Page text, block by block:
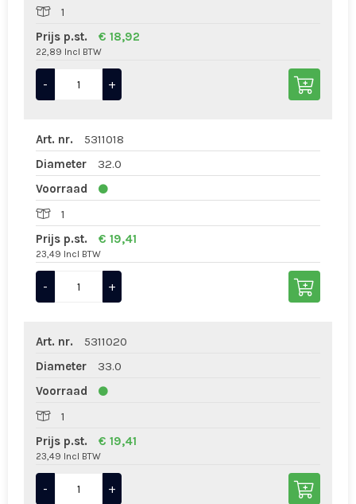
1
Prijs p.st.
€ 18,92
22,89 Incl BTW
- +
Art. nr.
5311018
Diameter
32.0
Voorraad
1
Prijs p.st.
€ 19,41
23,49 Incl BTW
- +
Art. nr.
5311020
Diameter
33.0
Voorraad
1
Prijs p.st.
€ 19,41
23,49 Incl BTW
- +